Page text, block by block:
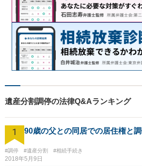
遺産分割調停の法律Q&Aランキング
1 90歳の父との同居での居住権と
#調停 #遺産分割 #相続手続き
2018年5月9日